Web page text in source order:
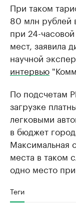
При таком
80 млн рублей
при 24-
мест, заявила
научной
интервью
По подсчетам
загрузке
легковыми
в бюджет
Максимальная
места в таком
одно место
Теги